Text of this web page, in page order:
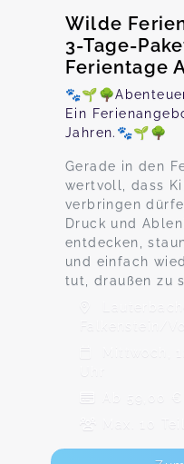
Wilde
3-Tage-
Ferientage
Ein
Jahren.🐾🌱🌳
Gerade in den
wertvoll, dass
verbringen
Druck und
entdecken,
und einfach
tut, draußen zu
Falkenstein/
Mittwoch,
Ab 59,00 €
Max. 10